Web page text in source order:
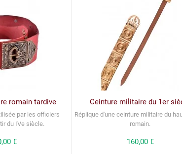
romain tardive
par les officiers
du IVe siècle.
€
Ceinture militaire du 1er
Réplique d'une ceinture militaire du
romain.
Prix
160,00 €